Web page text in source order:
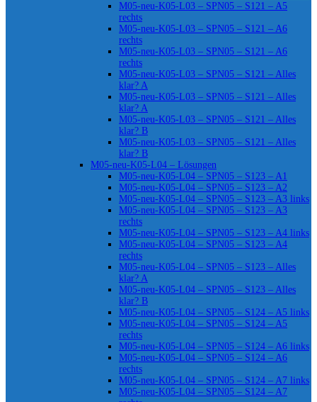
M05-neu-K05-L03 – SPN05 – S121 – A5
rechts
M05-neu-K05-L03 – SPN05 – S121 – A6
rechts
M05-neu-K05-L03 – SPN05 – S121 – A6
rechts
M05-neu-K05-L03 – SPN05 – S121 – Alles
klar? A
M05-neu-K05-L03 – SPN05 – S121 – Alles
klar? A
M05-neu-K05-L03 – SPN05 – S121 – Alles
klar? B
M05-neu-K05-L03 – SPN05 – S121 – Alles
klar? B
M05-neu-K05-L04 – Lösungen
M05-neu-K05-L04 – SPN05 – S123 – A1
M05-neu-K05-L04 – SPN05 – S123 – A2
M05-neu-K05-L04 – SPN05 – S123 – A3 links
M05-neu-K05-L04 – SPN05 – S123 – A3
rechts
M05-neu-K05-L04 – SPN05 – S123 – A4 links
M05-neu-K05-L04 – SPN05 – S123 – A4
rechts
M05-neu-K05-L04 – SPN05 – S123 – Alles
klar? A
M05-neu-K05-L04 – SPN05 – S123 – Alles
klar? B
M05-neu-K05-L04 – SPN05 – S124 – A5 links
M05-neu-K05-L04 – SPN05 – S124 – A5
rechts
M05-neu-K05-L04 – SPN05 – S124 – A6 links
M05-neu-K05-L04 – SPN05 – S124 – A6
rechts
M05-neu-K05-L04 – SPN05 – S124 – A7 links
M05-neu-K05-L04 – SPN05 – S124 – A7